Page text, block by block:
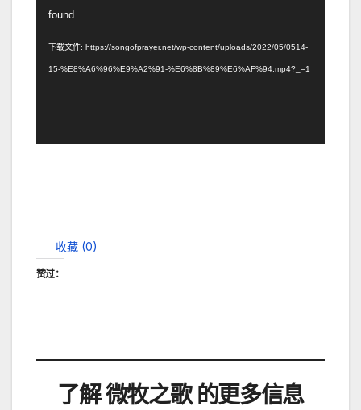
found
下载文件: https://songofprayer.net/wp-content/uploads/2022/05/0514-
15-%E8%A6%96%E9%A2%91-%E6%8B%89%E6%AF%94.mp4?_=1
收藏 (0)
赞过：
了解 微牧之歌 的更多信息